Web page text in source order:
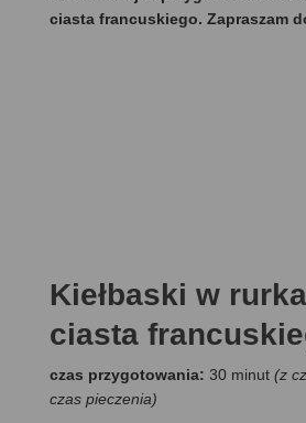
ciasta francuskiego. Zapraszam
Kiełbaski w
ciasta
czas przygotowania: 30 minut (z
czas pieczenia)